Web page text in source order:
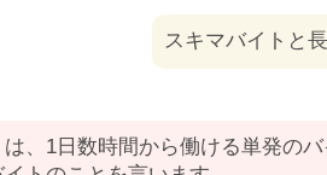
スキマバイトと
は、1日数時間から働ける単発の